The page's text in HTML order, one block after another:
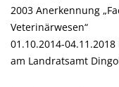
2003 Anerkennung
Veterinärwesen“
01.10.2014-
am Landratsamt